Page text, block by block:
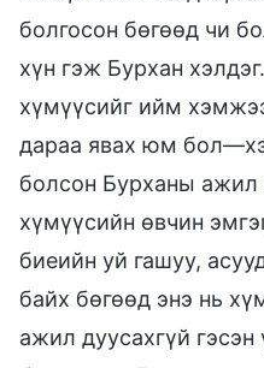
болгосон бөгөөд чи
хүн гэж Бурхан
хүмүүсийг ийм
дараа явах юм
болсон Бурханы ажил
хүмүүсийн өвчин
биеийн уй гашуу,
байх бөгөөд энэ нь
ажил дуусахгүй гэсэн